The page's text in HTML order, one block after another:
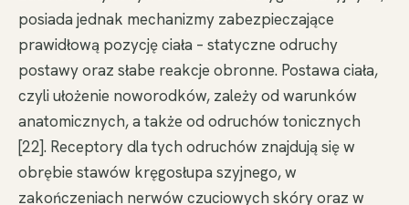
posiada jednak mechanizmy zabezpieczające
prawidłową pozycję ciała – statyczne odruchy
postawy oraz słabe reakcje obronne. Postawa ciała,
czyli ułożenie noworodków, zależy od warunków
anatomicznych, a także od odruchów tonicznych
[22]. Receptory dla tych odruchów znajdują się w
obrębie stawów kręgosłupa szyjnego, w
zakończeniach nerwów czuciowych skóry oraz w